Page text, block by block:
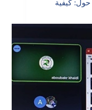
حول: كيفية